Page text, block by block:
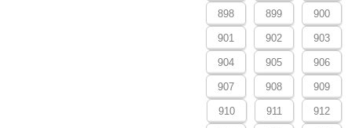
898 899 900
901 902 903
904 905 906
907 908 909
910 911 912